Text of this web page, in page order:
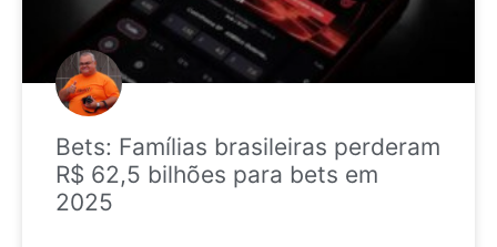
Bets: Famílias brasileiras perderam
R$ 62,5 bilhões para bets em
2025